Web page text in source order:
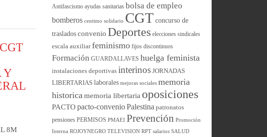
Y
8M
Antifascismo ayudas sanitarias bolsa de empleo
bomberos centimo solidario CGT concurso de
traslados convenio Deportes elecciones sindicales
escala auxiliar feminismo fijos discontinuos
Formación GUARDALLAVES huelga feminista
instalaciones deportivas interinos JORNADAS
LIBERTARIAS laborales mejoras sociales memoria
historica memoria libertaria oposiciones
PACTO pacto-convenio Palestina patronatos
pensiones PERMISOS PMAEI Prevención Promoción
Interna ROJOYNEGRO TELEVISION RPT salarios SALUD